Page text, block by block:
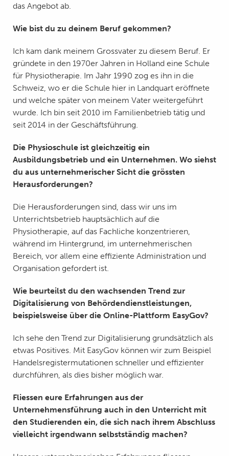
das Angebot ab.
Wie bist du zu deinem Beruf gekommen?
Ich kam dank meinem Grossvater zu diesem Beruf. Er
gründete in den 1970er Jahren in Holland eine Schule
für Physiotherapie. Im Jahr 1990 zog es ihn in die
Schweiz, wo er die Schule hier in Landquart eröffnete
und welche später von meinem Vater weitergeführt
wurde. Ich bin seit 2010 im Familienbetrieb tätig und
seit 2014 in der Geschäftsführung.
Die Physioschule ist gleichzeitig ein
Ausbildungsbetrieb und ein Unternehmen. Wo siehst
du aus unternehmerischer Sicht die grössten
Herausforderungen?
Die Herausforderungen sind, dass wir uns im
Unterrichtsbetrieb hauptsächlich auf die
Physiotherapie, auf das Fachliche konzentrieren,
während im Hintergrund, im unternehmerischen
Bereich, vor allem eine effiziente Administration und
Organisation gefordert ist.
Wie beurteilst du den wachsenden Trend zur
Digitalisierung von Behördendienstleistungen,
beispielsweise über die Online-Plattform EasyGov?
Ich sehe den Trend zur Digitalisierung grundsätzlich als
etwas Positives. Mit EasyGov können wir zum Beispiel
Handelsregistermutationen schneller und effizienter
durchführen, als dies bisher möglich war.
Fliessen eure Erfahrungen aus der
Unternehmensführung auch in den Unterricht mit
den Studierenden ein, die sich nach ihrem Abschluss
vielleicht irgendwann selbstständig machen?